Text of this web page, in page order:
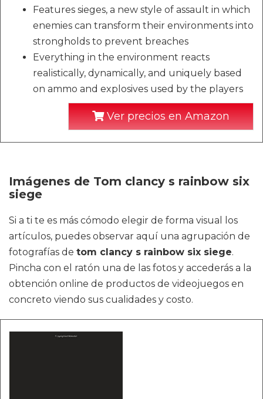
Features sieges, a new style of assault in which
enemies can transform their environments into
strongholds to prevent breaches
Everything in the environment reacts
realistically, dynamically, and uniquely based
on ammo and explosives used by the players
Ver precios en Amazon
Imágenes de Tom clancy s rainbow six
siege
Si a ti te es más cómodo elegir de forma visual los
artículos, puedes observar aquí una agrupación de
fotografías de tom clancy s rainbow six siege.
Pincha con el ratón una de las fotos y accederás a la
obtención online de productos de videojuegos en
concreto viendo sus cualidades y costo.